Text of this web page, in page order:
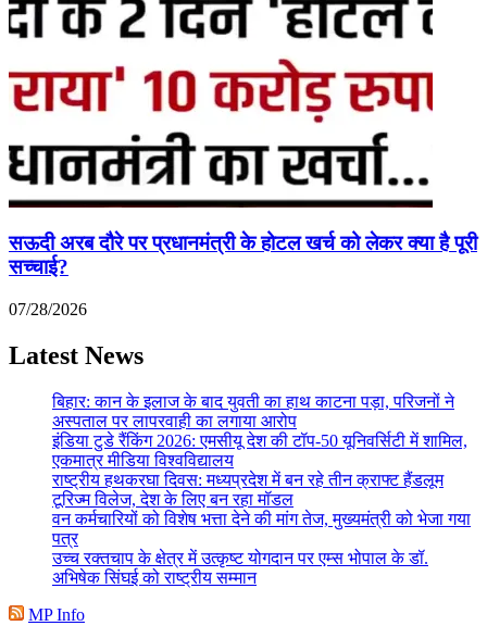
सऊदी अरब दौरे पर प्रधानमंत्री के होटल खर्च को लेकर क्या है पूरी
सच्चाई?
07/28/2026
Latest News
बिहार: कान के इलाज के बाद युवती का हाथ काटना पड़ा, परिजनों ने
अस्पताल पर लापरवाही का लगाया आरोप
इंडिया टुडे रैंकिंग 2026: एमसीयू देश की टॉप-50 यूनिवर्सिटी में शामिल,
एकमात्र मीडिया विश्वविद्यालय
राष्ट्रीय हथकरघा दिवस: मध्यप्रदेश में बन रहे तीन क्राफ्ट हैंडलूम
टूरिज्म विलेज, देश के लिए बन रहा मॉडल
वन कर्मचारियों को विशेष भत्ता देने की मांग तेज, मुख्यमंत्री को भेजा गया
पत्र
उच्च रक्तचाप के क्षेत्र में उत्कृष्ट योगदान पर एम्स भोपाल के डॉ.
अभिषेक सिंघई को राष्ट्रीय सम्मान
MP Info